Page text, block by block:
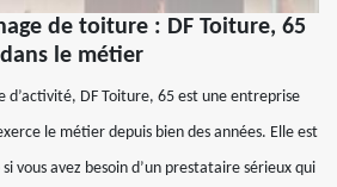
de toiture : DF Toiture, 65
le métier
d’activité, DF Toiture, 65 est une entreprise
le métier depuis bien des années. Elle est
vous avez besoin d’un prestataire sérieux qui